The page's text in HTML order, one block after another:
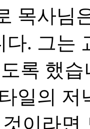
목사님
다. 그는
록 했
일의 저
이라면